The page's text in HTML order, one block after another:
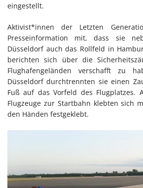
eingestellt.
Aktivist*innen der Letzten
Presseinformation mit, dass sie
Düsseldorf auch das Rollfeld in
berichten sich über die
Flughafengeländen verschafft zu
Düsseldorf durchtrennten sie einen
Fuß auf das Vorfeld des Flugplatzes.
Flugzeuge zur Startbahn klebten sich
den Händen festgeklebt.